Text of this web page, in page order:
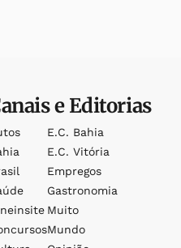
e Editorias
E.c. Bahia
E.c. Vitória
Empregos
Gastronomia
Muito
Mundo